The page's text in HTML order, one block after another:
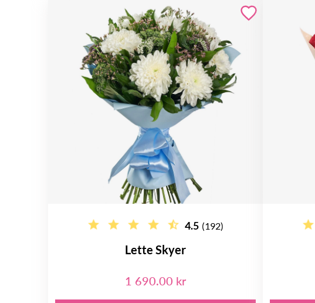
4.5 (192)
Lette Skyer
1 690.00 kr